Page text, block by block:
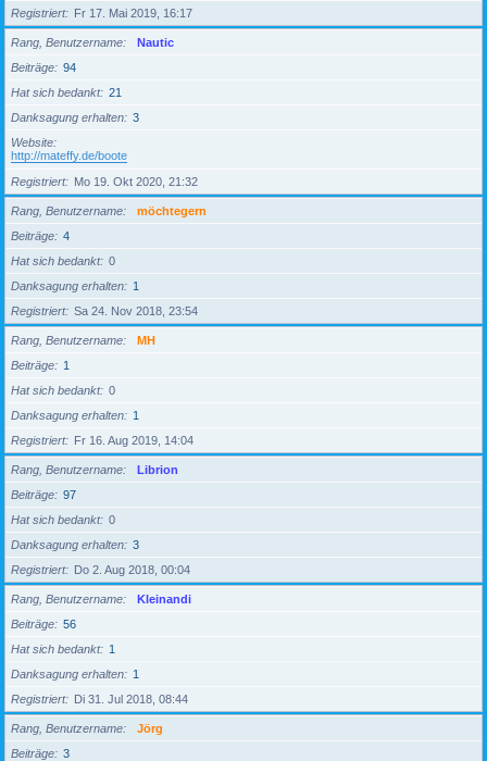
Registriert
Fr 17. Mai 2019, 16:17
Rang, Benutzername
Nautic
Beiträge
94
Hat sich bedankt
21
Danksagung erhalten
3
Website
http://mateffy.de/boote
Registriert
Mo 19. Okt 2020, 21:32
Rang, Benutzername
möchtegern
Beiträge
4
Hat sich bedankt
0
Danksagung erhalten
1
Registriert
Sa 24. Nov 2018, 23:54
Rang, Benutzername
MH
Beiträge
1
Hat sich bedankt
0
Danksagung erhalten
1
Registriert
Fr 16. Aug 2019, 14:04
Rang, Benutzername
Librion
Beiträge
97
Hat sich bedankt
0
Danksagung erhalten
3
Registriert
Do 2. Aug 2018, 00:04
Rang, Benutzername
Kleinandi
Beiträge
56
Hat sich bedankt
1
Danksagung erhalten
1
Registriert
Di 31. Jul 2018, 08:44
Rang, Benutzername
Jörg
Beiträge
3